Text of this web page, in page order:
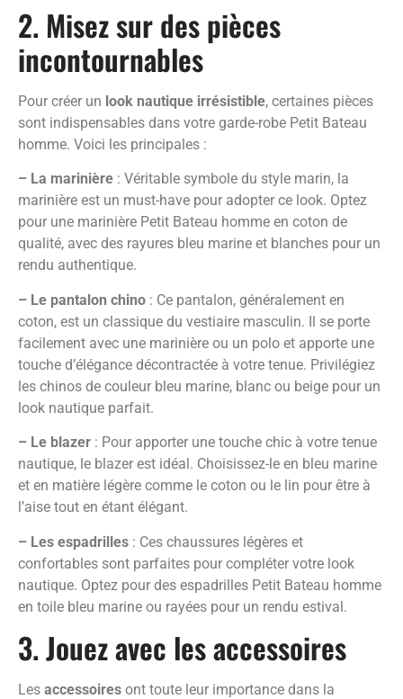
2. Misez sur des pièces
incontournables
Pour créer un look nautique irrésistible, certaines pièces
sont indispensables dans votre garde-robe Petit Bateau
homme. Voici les principales :
– La marinière : Véritable symbole du style marin, la
marinière est un must-have pour adopter ce look. Optez
pour une marinière Petit Bateau homme en coton de
qualité, avec des rayures bleu marine et blanches pour un
rendu authentique.
– Le pantalon chino : Ce pantalon, généralement en
coton, est un classique du vestiaire masculin. Il se porte
facilement avec une marinière ou un polo et apporte une
touche d’élégance décontractée à votre tenue. Privilégiez
les chinos de couleur bleu marine, blanc ou beige pour un
look nautique parfait.
– Le blazer : Pour apporter une touche chic à votre tenue
nautique, le blazer est idéal. Choisissez-le en bleu marine
et en matière légère comme le coton ou le lin pour être à
l’aise tout en étant élégant.
– Les espadrilles : Ces chaussures légères et
confortables sont parfaites pour compléter votre look
nautique. Optez pour des espadrilles Petit Bateau homme
en toile bleu marine ou rayées pour un rendu estival.
3. Jouez avec les accessoires
Les accessoires ont toute leur importance dans la